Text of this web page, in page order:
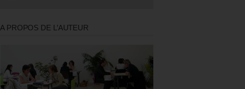
A PROPOS DE L’AUTEUR